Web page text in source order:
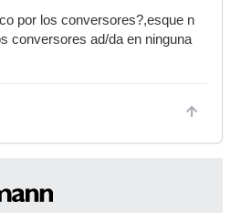
por los conversores?,esque n
conversores ad/da en ninguna